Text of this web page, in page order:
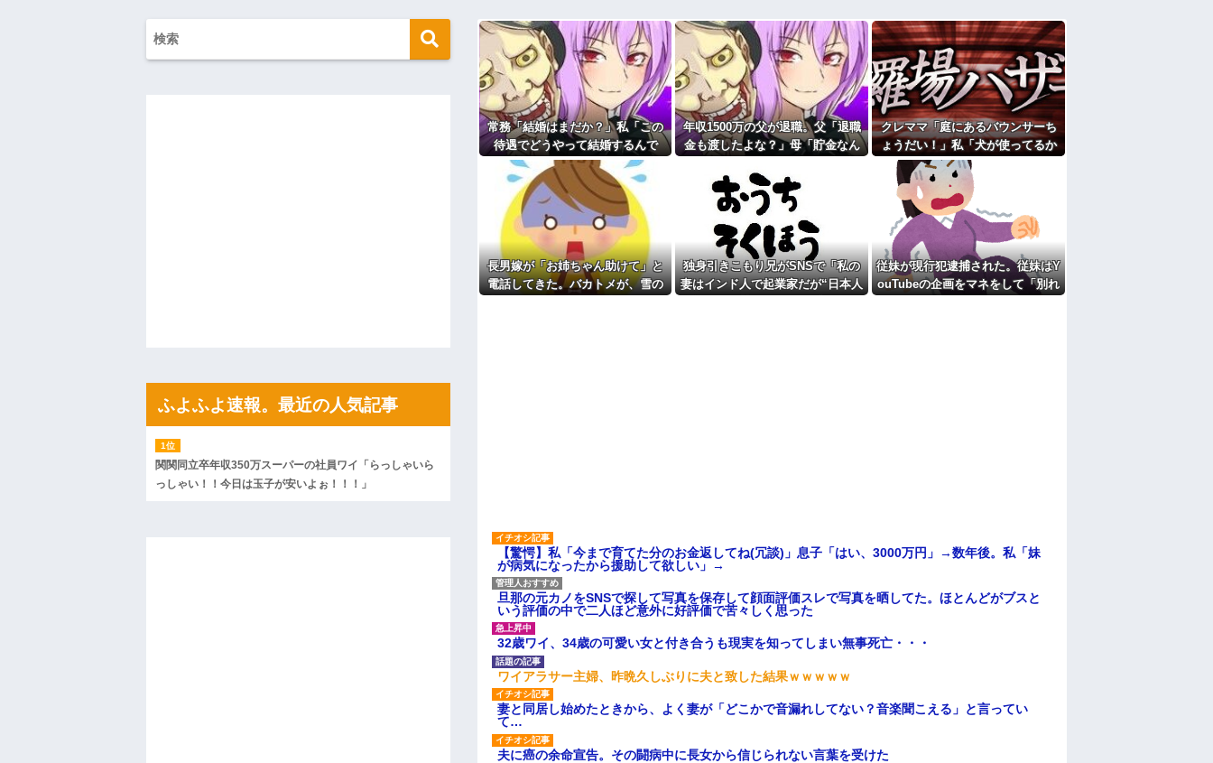
得て商売してるの？
お前ら急げ！怪しい外人みつけたら法務省にタレコミしてみろ！意外と仕事
【画像】完全オフの佐々木希、●●スを隠すことができてないwwww
ジャップ「クリスマスお祝いした1週間後にみんなで神社行きます」←これ
常務「結婚はまだか？」私「この待遇でどうやって結婚するんです？」→飲
レストランで食事してたらいきなり後ろから髪を引っ張られ、子供が悪戯し
てるのかと思い注意しようと振り向こうとしたら耳元でハサミの音がした！...
ハードオフに売っていた4万4000円のフィギュアがヤバすぎるｗｗｗｗｗｗ
私「ちょっと、人の家の金庫触らないでよ！」キチママ『そこに金庫があっ
たから、開けてみようとしただけ☆』義兄「泥は出てけ！二度と来るな！」結
私「初めて飲む味だけどなんのお茶？」彼「ちっ！」私「」
wwwwwwwwwwww
【悲報】佐藤輝明・・・２軍でも盛大にやらかす←あまり悲しませないでく
れ
事だと話題
家族が車停める所は石畳でそこには２台家族の車停めてたんだけど、中庭の
芝生上に知らない車が4台停まっていた 父が運転手捕まえ「芝生を弁償して下
さい」と言うと相手はゴネたので…
クレママ「庭にあるバウンサーちょうだい！」私「犬が使ってるから無理で
す」→断った数日後、庭からまさかの物音が…
子どもが中学受験してる知り合い、たくさん受けさせてるけど合格したの通
えない距離の学校だけらしい
妊娠中の嫁「私はご飯があまり食べられないのに！あなたは！！」俺「じゃ
あ外で食べてくるよ」→ すると…
「俺の事好きだよね？」と頻繁に確認してくる旦那がうざい。結婚してもう
６年にもなるので流石にうんざり
【賛否両論】バツイチ子連れの私、彼氏が結婚を拒む理由がコレｗｗｗｗｗ
取り放題でてんこ盛りにしてるのはまあ見かけるが持ち帰りはなしでしょ
う、、、
主な税金の成り立ちを調べてみたよ
常務「結婚はまだか？」私「この
待遇でどうやって結婚するんで
す？」→飲み会で本音を返したら
場が静まり返って…
年収1500万の父が退職。父「退職
金も渡したよな？」母「貯金なん
の！？」→予想外の返事に家族騒
然となり…
クレママ「庭にあるバウンサーち
ょうだい！」私「犬が使ってるか
ら無理です」→断った数日後、庭
からまさかの物音が…
長男嫁が「お姉ちゃん助けて」と
電話してきた。バカトメが、雪の
独身引きこもり兄がSNSで「私の
妻はインド人で起業家だが“日本人
従妹が現行犯逮捕された。従妹はY
ouTubeの企画をマネをして「別れ
【驚愕】私「今まで育てた分のお金返してね(冗談)」息子「はい、3000万円」→数年後。私「妹
が病気になったから援助して欲しい」→
旦那の元カノをSNSで探して写真を保存して顔面評価スレで写真を晒してた。ほとんどがブスと
いう評価の中で二人ほど意外に好評価で苦々しく思った
32歳ワイ、34歳の可愛い女と付き合うも現実を知ってしまい無事死亡・・・
ワイアラサー主婦、昨晩久しぶりに夫と致した結果ｗｗｗｗｗ
妻と同居し始めたときから、よく妻が「どこかで音漏れしてない？音楽聞こえる」と言ってい
て…
夫に癌の余命宣告。その闘病中に長女から信じられない言葉を受けた
ふよふよ速報。最近の人気記事
関関同立卒年収350万スーパーの社員ワイ「らっしゃいら
っしゃい！！今日は玉子が安いよぉ！！！」